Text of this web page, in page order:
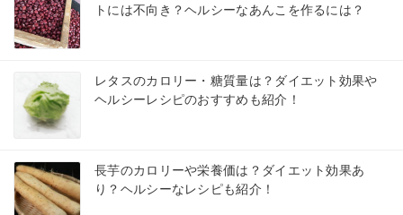
トには不向き？ヘルシーなあんこを作るには？
レタスのカロリー・糖質量は？ダイエット効果や
ヘルシーレシピのおすすめも紹介！
長芋のカロリーや栄養価は？ダイエット効果あ
り？ヘルシーなレシピも紹介！